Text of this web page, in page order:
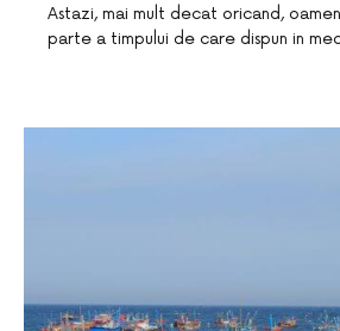
Astazi, mai mult decat oricand,
parte a timpului de care dispun in